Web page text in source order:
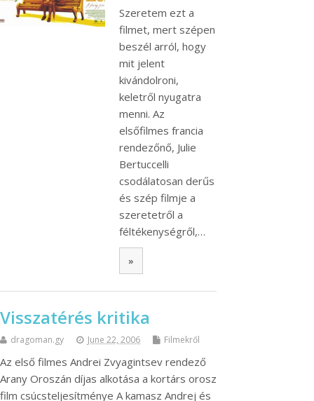
Szeretem ezt a
filmet, mert szépen
beszél arról, hogy
mit jelent
kivándolroni,
keletről nyugatra
menni. Az
elsőfilmes francia
rendezőnő, Julie
Bertuccelli
csodálatosan derűs
és szép filmje a
szeretetről a
féltékenységről,…
»
Visszatérés kritika
dragoman.gy June 22, 2006 Filmekről
Az első filmes Andrei Zvyagintsev rendező
Arany Oroszán díjas alkotása a kortárs orosz
film csúcsteljesítménye A kamasz Andrej és